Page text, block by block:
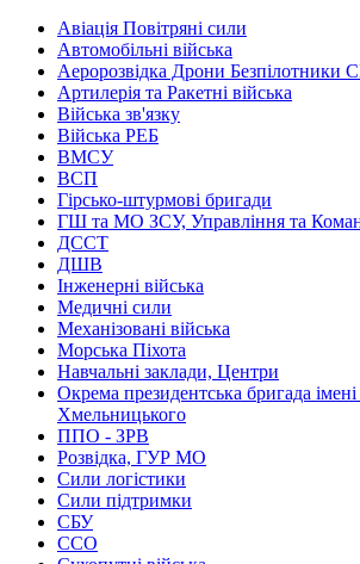
Авіація Повітряні сили
Автомобільні війська
Аеророзвідка Дрони Безпілотники
Артилерія та Ракетні війська
Війська зв'язку
Війська РЕБ
ВМСУ
ВСП
Гірсько-штурмові бригади
ГШ та МО ЗСУ, Управління та
ДССТ
ДШВ
Інженерні війська
Медичні сили
Механізовані війська
Морська Піхота
Навчальні заклади, Центри
Окрема президентська бригада
Хмельницького
ППО - ЗРВ
Розвідка, ГУР МО
Сили логістики
Сили підтримки
СБУ
ССО